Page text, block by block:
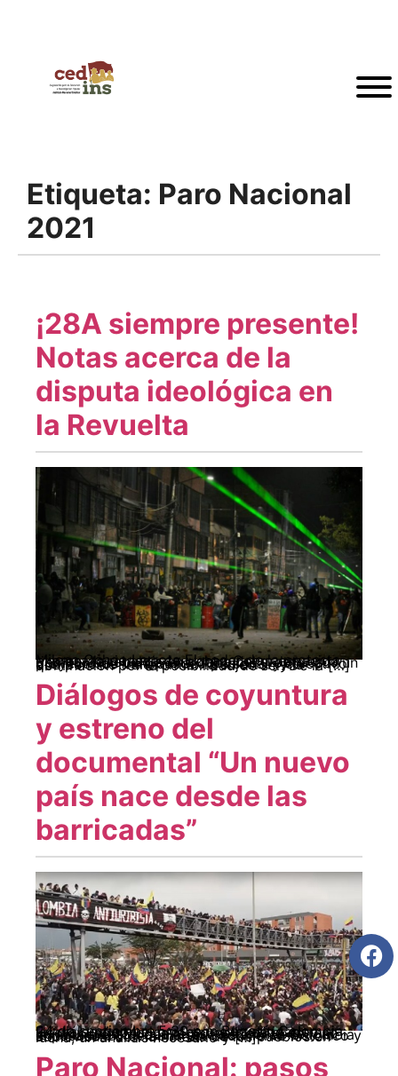
Etiqueta: Paro Nacional
2021
¡28A siempre presente!
Notas acerca de la
disputa ideológica en
la Revuelta
Milena Ochoa Larrota El poder de la protesta expresa la riqueza de luchar. Como espacio y tiempo de rebeldía en contra del orden, es la oportunidad de generar rupturas y optar por un proyecto de vida político personal y colectivo que permite transformar la sujeción y la dominación por la posibilidad de ser. De la […]
Diálogos de coyuntura
y estreno del
documental “Un nuevo
país nace desde las
barricadas”
24 de septiembre.5:30 p.m.Bogotá, Colombia. En diálogo con el profesor e investigador Héctor León Moncayo se realizará el estreno del documental que registra el contexto y el levantamiento popular que estalló en Colombia el pasado 28 de abril. Un documento histórico y audiovisual con la mirada de los pueblos en lucha, un análisis necesario y […]
Paro Nacional: pasos